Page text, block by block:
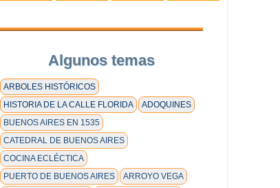
Algunos temas
ARBOLES HISTÓRICOS
HISTORIA DE LA CALLE FLORIDA
ADOQUINES
BUENOS AIRES EN 1535
CATEDRAL DE BUENOS AIRES
COCINA ECLÉCTICA
PUERTO DE BUENOS AIRES
ARROYO VEGA